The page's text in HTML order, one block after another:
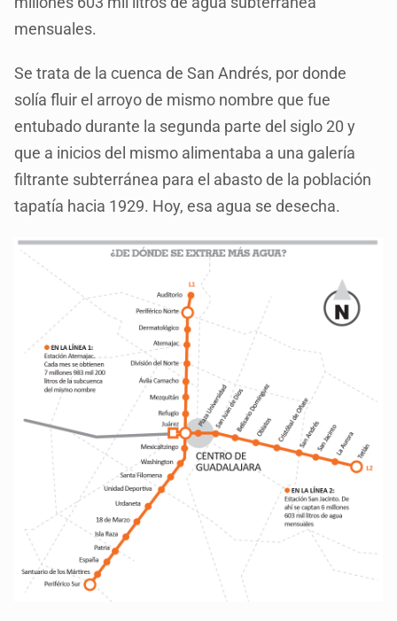
mensuales.
Se trata de la cuenca de San Andrés, por donde
solía fluir el arroyo de mismo nombre que fue
entubado durante la segunda parte del siglo 20 y
que a inicios del mismo alimentaba a una galería
filtrante subterránea para el abasto de la población
tapatía hacia 1929. Hoy, esa agua se desecha.